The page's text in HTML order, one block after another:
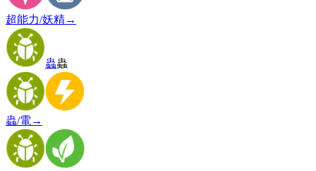
超能力/妖精→
蟲蟲
蟲/電 →